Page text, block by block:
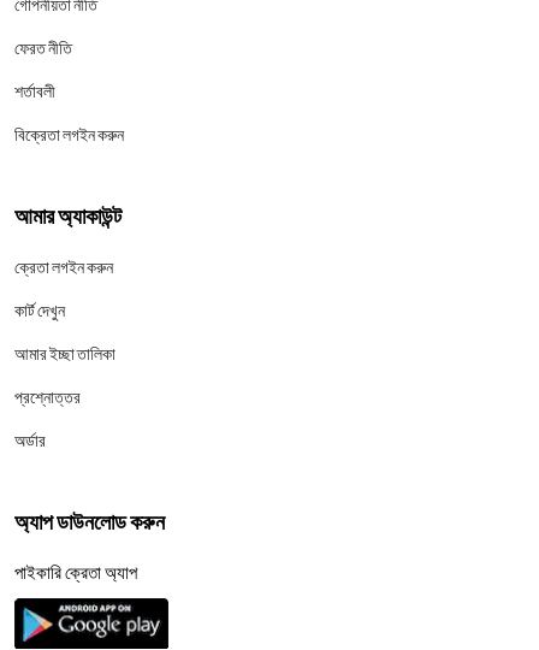
ফেরত নীতি
শর্তাবলী
বিক্রেতা লগইন করুন
আমার অ্যাকাউন্ট
ক্রেতা লগইন করুন
কার্ট দেখুন
আমার ইচ্ছা তালিকা
প্রশ্নোত্তর
অর্ডার
অ্যাপ ডাউনলোড করুন
পাইকারি ক্রেতা অ্যাপ